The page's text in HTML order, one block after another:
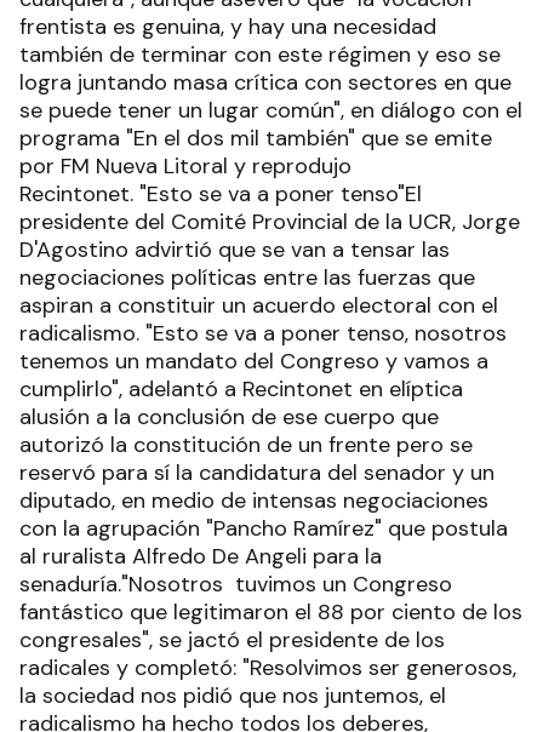
frentista es genuina, y hay una necesidad
también de terminar con este régimen y eso se
logra juntando masa crítica con sectores en que
se puede tener un lugar común", en diálogo con el
programa "En el dos mil también" que se emite
por FM Nueva Litoral y reprodujo
Recintonet. "Esto se va a poner tenso"El
presidente del Comité Provincial de la UCR, Jorge
D'Agostino advirtió que se van a tensar las
negociaciones políticas entre las fuerzas que
aspiran a constituir un acuerdo electoral con el
radicalismo. "Esto se va a poner tenso, nosotros
tenemos un mandato del Congreso y vamos a
cumplirlo", adelantó a Recintonet en elíptica
alusión a la conclusión de ese cuerpo que
autorizó la constitución de un frente pero se
reservó para sí la candidatura del senador y un
diputado, en medio de intensas negociaciones
con la agrupación "Pancho Ramírez" que postula
al ruralista Alfredo De Angeli para la
senaduría."Nosotros tuvimos un Congreso
fantástico que legitimaron el 88 por ciento de los
congresales", se jactó el presidente de los
radicales y completó: "Resolvimos ser generosos,
la sociedad nos pidió que nos juntemos, el
radicalismo ha hecho todos los deberes,